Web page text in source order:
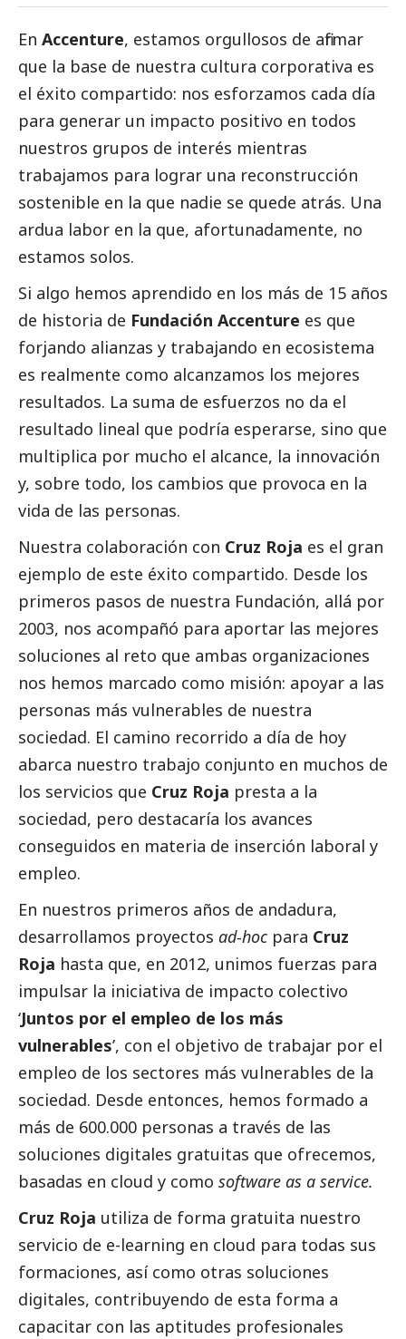
En Accenture, estamos orgullosos de afirmar
que la base de nuestra cultura corporativa es
el éxito compartido: nos esforzamos cada día
para generar un impacto positivo en todos
nuestros grupos de interés mientras
trabajamos para lograr una reconstrucción
sostenible en la que nadie se quede atrás. Una
ardua labor en la que, afortunadamente, no
estamos solos.
Si algo hemos aprendido en los más de 15 años
de historia de Fundación Accenture es que
forjando alianzas y trabajando en ecosistema
es realmente como alcanzamos los mejores
resultados. La suma de esfuerzos no da el
resultado lineal que podría esperarse, sino que
multiplica por mucho el alcance, la innovación
y, sobre todo, los cambios que provoca en la
vida de las personas.
Nuestra colaboración con Cruz Roja es el gran
ejemplo de este éxito compartido. Desde los
primeros pasos de nuestra Fundación, allá por
2003, nos acompañó para aportar las mejores
soluciones al reto que ambas organizaciones
nos hemos marcado como misión: apoyar a las
personas más vulnerables de nuestra
sociedad. El camino recorrido a día de hoy
abarca nuestro trabajo conjunto en muchos de
los servicios que Cruz Roja presta a la
sociedad, pero destacaría los avances
conseguidos en materia de inserción laboral y
empleo.
En nuestros primeros años de andadura,
desarrollamos proyectos ad-hocpara Cruz
Roja hasta que, en 2012, unimos fuerzas para
impulsar la iniciativa de impacto colectivo
‘Juntos por el empleo de los más
vulnerables’, con el objetivo de trabajar por el
empleo de los sectores más vulnerables de la
sociedad. Desde entonces, hemos formado a
más de 600.000 personas a través de las
soluciones digitales gratuitas que ofrecemos,
basadas en cloud y como software as a service.
Cruz Roja utiliza de forma gratuita nuestro
servicio de e-learning en cloud para todas sus
formaciones, así como otras soluciones
digitales, contribuyendo de esta forma a
capacitar con las aptitudes profesionales